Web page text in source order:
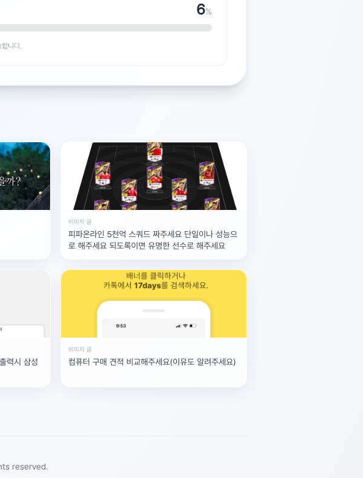
7%
니다.
이미지 글
피파온라인 5천억 스쿼드 짜주세요 단일이나 성능으
로 해주세요 되도록이면 유명한 선수로 해주세요
력시 삼성
이미지 글
컴퓨터 구매 견적 비교해주세요(이유도 알려주세요)
reserved.